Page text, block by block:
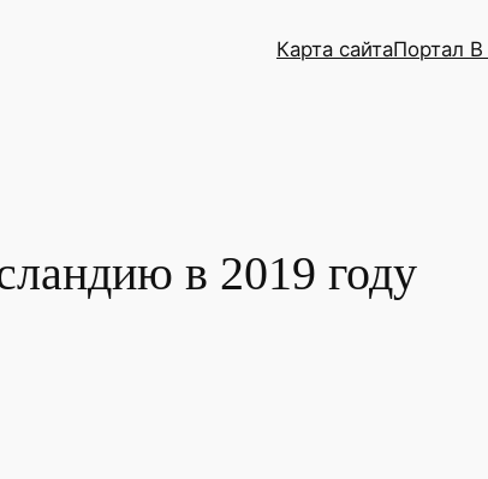
Карта сайтаПортал В
в 2019 году